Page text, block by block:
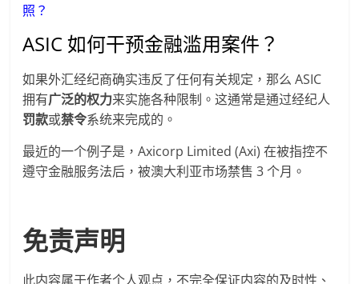
照？
ASIC如何干预金融滥用案件？
如果外汇经纪商确实违反了任何有关规定，那么 ASIC
拥有广泛的权力来实施各种限制。这通常是通过经纪人
罚款或禁令系统来完成的。
最近的一个例子是，Axicorp Limited (Axi) 在被指控不
遵守金融服务法后，被澳大利亚市场禁售 3 个月。
免责声明
此内容属于作者个人观点，不完全保证内容的及时性、